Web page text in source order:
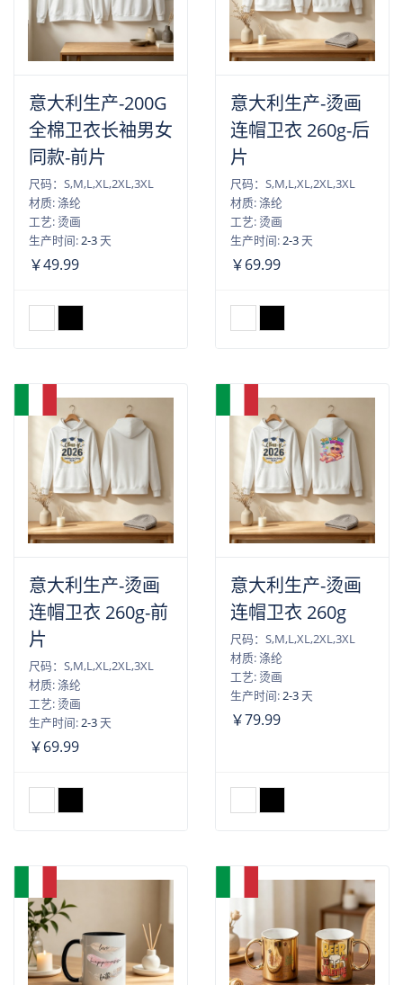
意大利生产-200G
全棉卫衣长袖男女
同款-前片
尺码：S,M,L,XL,2XL,3XL
材质: 涤纶
工艺: 烫画
生产时间:2-3天
￥49.99
意大利生产-烫画
连帽卫衣 260g-后
片
尺码：S,M,L,XL,2XL,3XL
材质: 涤纶
工艺: 烫画
生产时间:2-3天
￥69.99
意大利生产-烫画
连帽卫衣 260g-前
片
尺码：S,M,L,XL,2XL,3XL
材质: 涤纶
工艺: 烫画
生产时间:2-3天
￥69.99
意大利生产-烫画
连帽卫衣 260g
尺码：S,M,L,XL,2XL,3XL
材质: 涤纶
工艺: 烫画
生产时间:2-3天
￥79.99